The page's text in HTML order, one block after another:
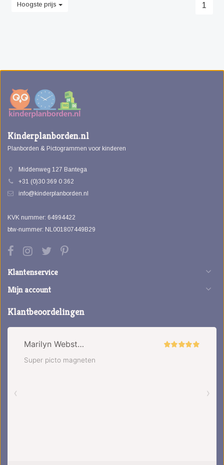
Hoogste prijs 1
Kinderplanborden.nl
Planborden & Pictogrammen voor kinderen
Middenweg 127 Bantega
+31 (0)30 369 0 362
info@kinderplanborden.nl
KVK nummer: 64994422
btw-nummer: NL001807449B29
Klantenservice
Mijn account
Klantbeoordelingen